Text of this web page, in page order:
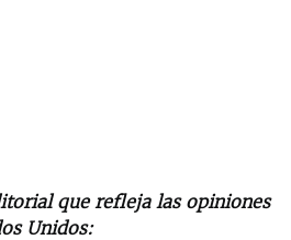
EN CUBA
que refleja las opiniones
Unidos: